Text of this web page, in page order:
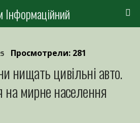
Інформаційний
Просмотрели: 281
нищать цивільні авто.
мирне населення